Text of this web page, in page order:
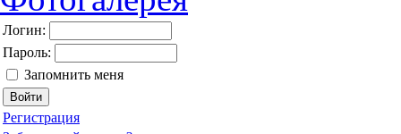
Логин:
Пароль:
Запомнить меня
Регистрация